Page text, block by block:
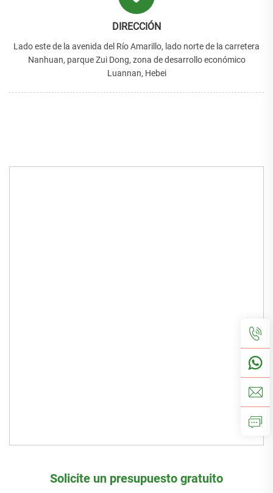
DIRECCIÓN
Lado este de la avenida del Río Amarillo, lado norte de la carretera
Nanhuan, parque Zui Dong, zona de desarrollo económico
Luannan, Hebei
Solicite un presupuesto gratuito